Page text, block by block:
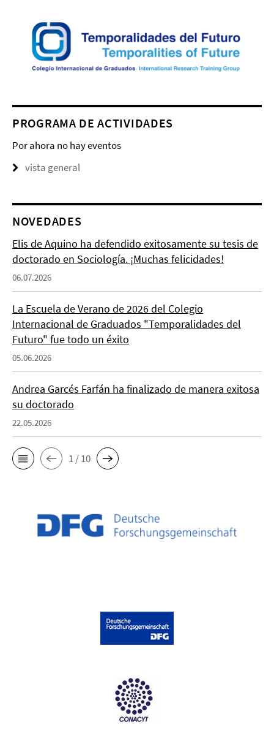
PROGRAMA DE ACTIVIDADES
Por ahora no hay eventos
vista general
NOVEDADES
Elis de Aquino ha defendido exitosamente su tesis de
doctorado en Sociología. ¡Muchas felicidades!
06.07.2026
La Escuela de Verano de 2026 del Colegio
Internacional de Graduados "Temporalidades del
Futuro" fue todo un éxito
05.06.2026
Andrea Garcés Farfán ha finalizado de manera exitosa
su doctorado
22.05.2026
1 / 10